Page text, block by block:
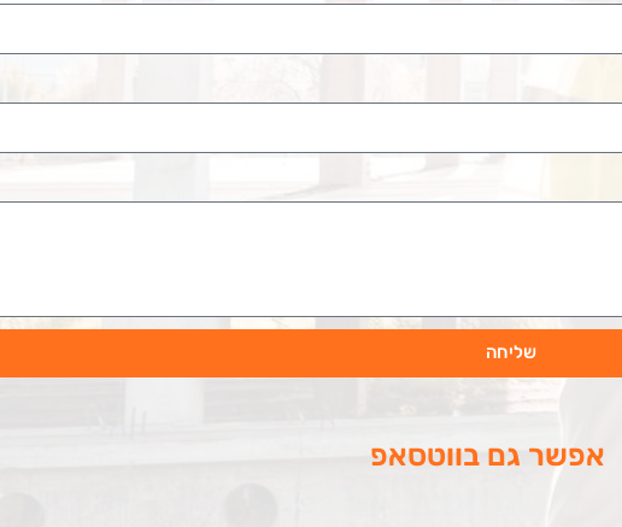
שליחה
אפשר גם בווטסאפ